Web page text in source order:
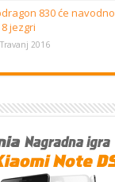
830 će navodno
jezgri
2016